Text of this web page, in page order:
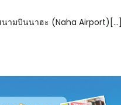
นามบินนาฮะ (Naha Airport)[...]